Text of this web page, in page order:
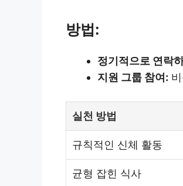
방법:
정기적으로 연락
지원 그룹 참여:
실천 방법
규칙적인 신체 활동
균형 잡힌 식사